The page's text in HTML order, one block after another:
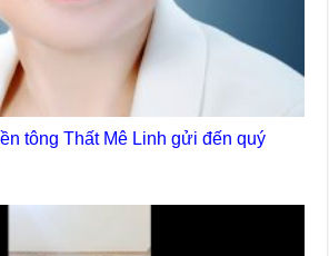
tông Thất Mê Linh gửi đến quý